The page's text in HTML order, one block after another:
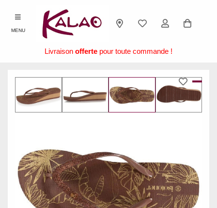
MENU
Livraison offerte pour toute commande !